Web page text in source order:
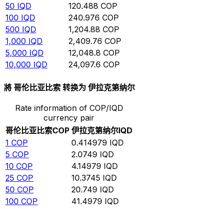
50 IQD 120.488 COP
100 IQD 240.976 COP
500 IQD 1,204.88 COP
1,000 IQD 2,409.76 COP
5,000 IQD 12,048.8 COP
10,000 IQD 24,097.6 COP
將 哥伦比亚比索 转换为 伊拉克第纳尔
Rate information of COP/IQD
currency pair
哥伦比亚比索COP 伊拉克第纳尔IQD
1 COP 0.414979 IQD
5 COP 2.0749 IQD
10 COP 4.14979 IQD
25 COP 10.3745 IQD
50 COP 20.749 IQD
100 COP 41.4979 IQD